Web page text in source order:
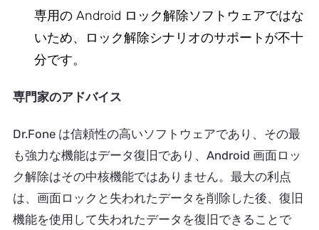
専用の Android ロック解除ソフトウェアではな
いため、ロック解除シナリオのサポートが不十
分です。
専門家のアドバイス
Dr.Fone は信頼性の高いソフトウェアであり、その最
も強力な機能はデータ復旧であり、Android 画面ロッ
ク解除はその中核機能ではありません。最大の利点
は、画面ロックと失われたデータを削除した後、復旧
機能を使用して失われたデータを復旧できることで